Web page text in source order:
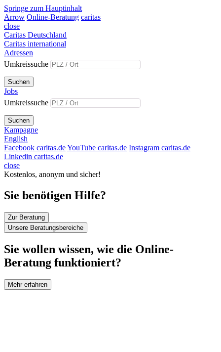
Springe zum Hauptinhalt
Arrow Online-Beratung caritas
close
Caritas Deutschland
Caritas international
Adressen
Umkreissuche
Suchen
Jobs
Umkreissuche
Suchen
Kampagne
English
Facebook caritas.deYouTube caritas.de Instagram caritas.de
Linkedin caritas.de
close
Kostenlos, anonym und sicher!
Sie benötigen Hilfe?
Zur Beratung
Unsere Beratungsbereiche
Sie wollen wissen, wie die Online-
Beratung funktioniert?
Mehr erfahren